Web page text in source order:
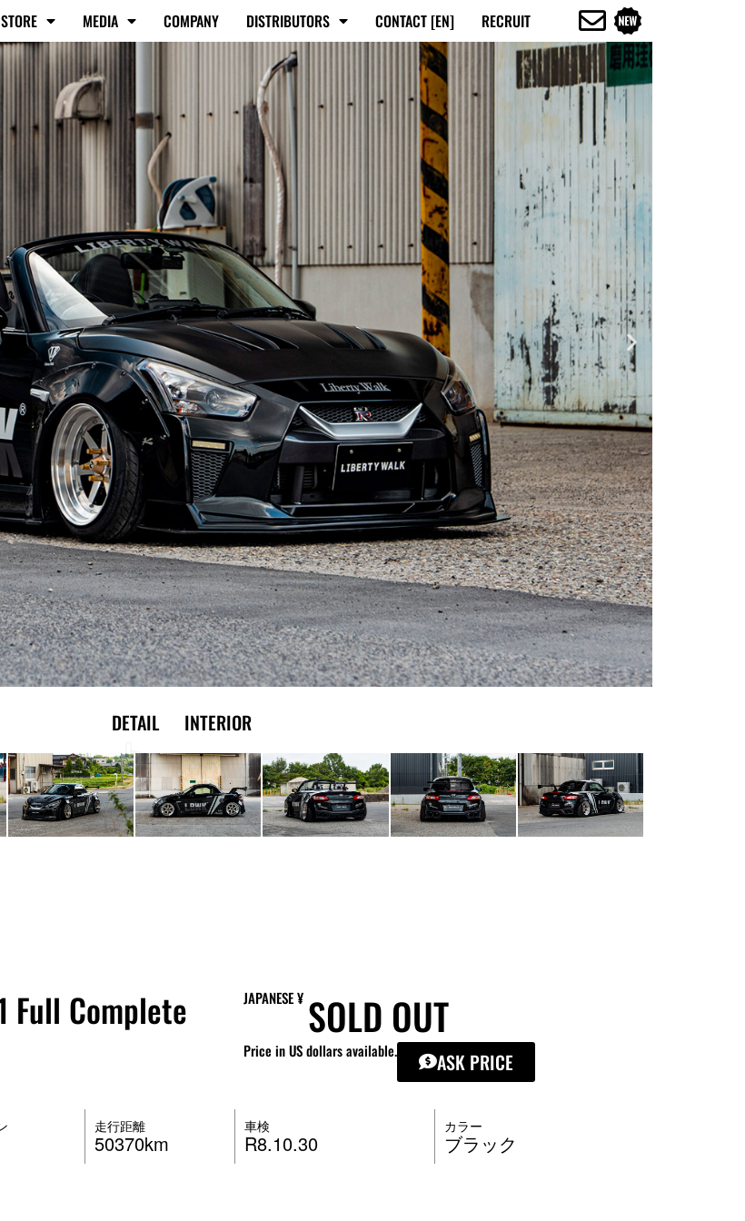
MEDIA COMPANY DISTRIBUTORS CONTACT [EN] RECRUIT
DETAIL INTERIOR
Full Complete JAPANESE ¥ SOLD OUT
Price in US dollars available. ASK PRICE
走行距離
50370km
車検
R8.10.30
カラー
ブラック